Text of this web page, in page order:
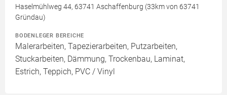
Haselmühlweg 44, 63741 Aschaffenburg (33km von 63741
Gründau)
BODENLEGER BEREICHE
Malerarbeiten, Tapezierarbeiten, Putzarbeiten,
Stuckarbeiten, Dämmung, Trockenbau, Laminat,
Estrich, Teppich, PVC / Vinyl